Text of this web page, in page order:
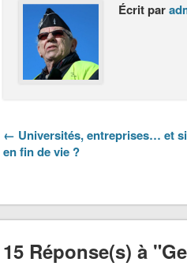
Écrit par
← Universités, entreprises… et
en fin de vie ?
15 Réponse(s) à